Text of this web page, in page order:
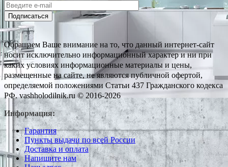
Подписаться
Обращаем Ваше внимание на то, что данный интернет-сайт
носит исключительно информационный характер и ни при
каких условиях информационные материалы и цены,
размещенные на сайте, не являются публичной офертой,
определяемой положениями Статьи 437 Гражданского кодекса
РФ. vashholodilnik.ru © 2016-2026
Информация:
Гарантия
Пункты выдачи по всей России
Доставка и оплата
Напишите нам